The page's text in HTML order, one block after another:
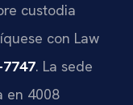
custodia
con Law
. La sede
en 4008